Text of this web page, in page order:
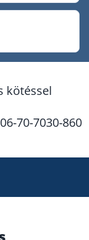
kötéssel
70-7030-860